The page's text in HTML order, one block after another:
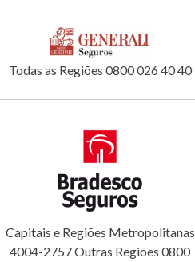
Todas as Regiões 0800 026 40 40
Capitais e Regiões Metropolitanas
4004-2757 Outras Regiões 0800